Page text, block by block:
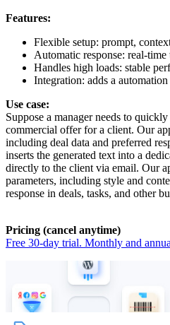
Features:
Flexible setup: prompt,
Automatic response: real-
Handles high loads: stable
Integration: adds a
Use case:
Suppose a manager needs to
commercial offer for a client. Our
including deal data and preferred
inserts the generated text into a
directly to the client via email. Our
parameters, including style and
response in deals, tasks, and other
Pricing (cancel anytime)
Free 30-day trial. Monthly and